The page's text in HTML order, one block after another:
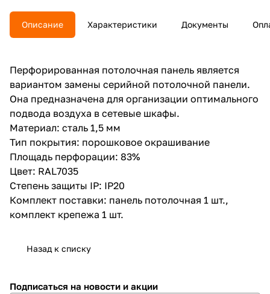
Описание Характеристики Документы
Перфорированная потолочная панель является
вариантом замены серийной потолочной панели.
Она предназначена для организации оптимального
подвода воздуха в сетевые шкафы.
Материал: сталь 1,5 мм
Тип покрытия: порошковое окрашивание
Площадь перфорации: 83%
Цвет: RAL7035
Степень защиты IP: IP20
Комплект поставки: панель потолочная 1 шт.,
комплект крепежа 1 шт.
Назад к списку
Подписаться на новости и акции